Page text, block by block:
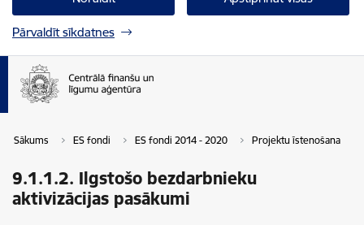
Pārvaldīt sīkdatnes
Sākums ES fondi ES fondi 2014 - 2020 Projektu īstenošana
9.1.1.2. Ilgstošo bezdarbnieku
aktivizācijas pasākumi